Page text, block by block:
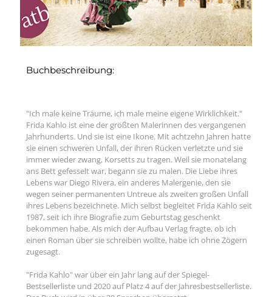
Buchbeschreibung:
"Ich male keine Träume, ich male meine eigene Wirklichkeit."
Frida Kahlo ist eine der größten Malerinnen des vergangenen
Jahrhunderts. Und sie ist eine Ikone. Mit achtzehn Jahren hatte
sie einen schweren Unfall, der ihren Rücken verletzte und sie
immer wieder zwang, Korsetts zu tragen. Weil sie monatelang
ans Bett gefesselt war, begann sie zu malen. Die Liebe ihres
Lebens war Diego Rivera, ein anderes Malergenie, den sie
wegen seiner permanenten Untreue als zweiten großen Unfall
ihres Lebens bezeichnete. Mich selbst begleitet Frida Kahlo seit
1987, seit ich ihre Biografie zum Geburtstag geschenkt
bekommen habe. Als mich der Aufbau Verlag fragte, ob ich
einen Roman über sie schreiben wollte, habe ich ohne Zögern
zugesagt.
"Frida Kahlo" war über ein Jahr lang auf der Spiegel-
Bestsellerliste und 2020 auf Platz 4 auf der Jahresbestsellerliste.